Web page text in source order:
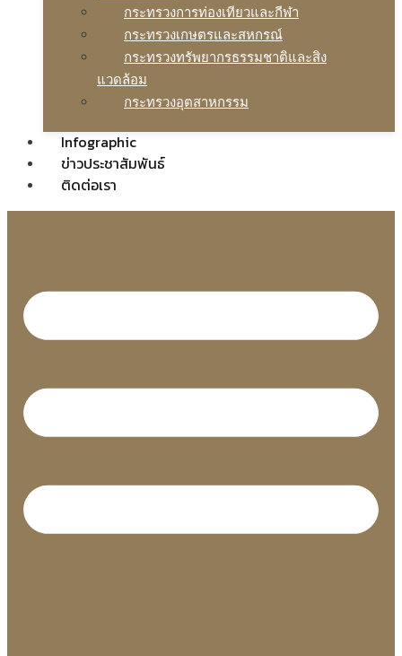
กระทรวงการท่องเทียวและกีฬา
กระทรวงเกษตรและสหกรณ์
กระทรวงทรัพยากรธรรมชาติและสิง
แวดล้อม
กระทรวงอุตสาหกรรม
Infographic
ข่าวประชาสัมพันธ์
ติดต่อเรา